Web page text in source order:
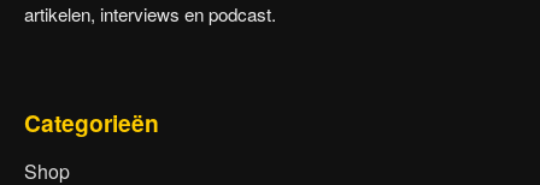
artikelen, interviews en podcast.
Categorieën
Shop